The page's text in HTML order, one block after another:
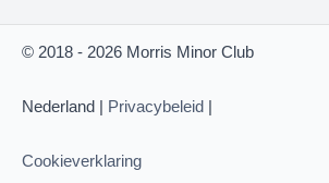
© 2018 - 2026 Morris Minor Club
Nederland | Privacybeleid |
Cookieverklaring